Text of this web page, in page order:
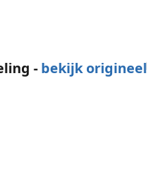
- bekijk origineel